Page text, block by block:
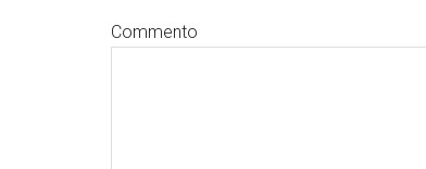
Commento